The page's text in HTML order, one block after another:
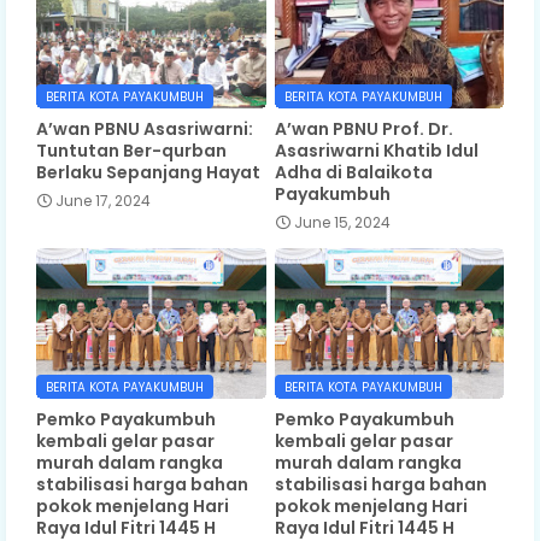
BERITA KOTA PAYAKUMBUH
A’wan PBNU Asasriwarni:
Tuntutan Ber-qurban
Berlaku Sepanjang Hayat
June 17, 2024
BERITA KOTA PAYAKUMBUH
A’wan PBNU Prof. Dr.
Asasriwarni Khatib Idul
Adha di Balaikota
Payakumbuh
June 15, 2024
BERITA KOTA PAYAKUMBUH
Pemko Payakumbuh
kembali gelar pasar
murah dalam rangka
stabilisasi harga bahan
pokok menjelang Hari
Raya Idul Fitri 1445 H
BERITA KOTA PAYAKUMBUH
Pemko Payakumbuh
kembali gelar pasar
murah dalam rangka
stabilisasi harga bahan
pokok menjelang Hari
Raya Idul Fitri 1445 H